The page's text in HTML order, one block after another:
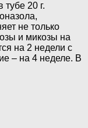
тубе 20 г.
не только
и микозы на
на 2 недели с
– на 4 неделе. В